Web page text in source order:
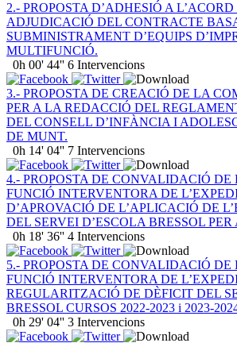
2.- PROPOSTA D’ADHESIÓ A
ADJUDICACIÓ DEL CONTRACTE
SUBMINISTRAMENT D’EQUIPS
MULTIFUNCIÓ.
0h 00' 44'' 6 Intervencions
3.- PROPOSTA DE CREACIÓ DE LA
PER A LA REDACCIÓ DEL
DEL CONSELL D’INFÀNCIA I
DE MUNT.
0h 14' 04'' 7 Intervencions
4.- PROPOSTA DE CONVALIDACIÓ DE
FUNCIÓ INTERVENTORA DE
D’APROVACIÓ DE L’APLICACIÓ DE
DEL SERVEI D’ESCOLA BRESSOL PER
0h 18' 36'' 4 Intervencions
5.- PROPOSTA DE CONVALIDACIÓ DE
FUNCIÓ INTERVENTORA DE
REGULARITZACIÓ DE DÈFICIT DEL
BRESSOL CURSOS 2022-2023 i 2023-
0h 29' 04'' 3 Intervencions